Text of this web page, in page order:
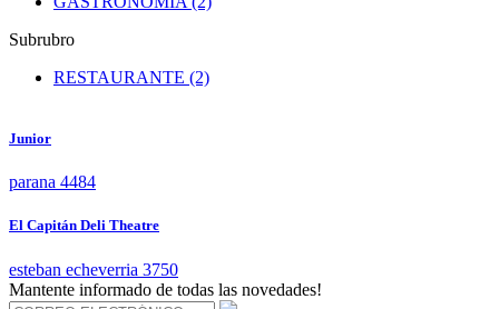
Subrubro
RESTAURANTE (2)
Junior
parana 4484
El Capitán Deli Theatre
esteban echeverria 3750
Mantente informado de todas las novedades!